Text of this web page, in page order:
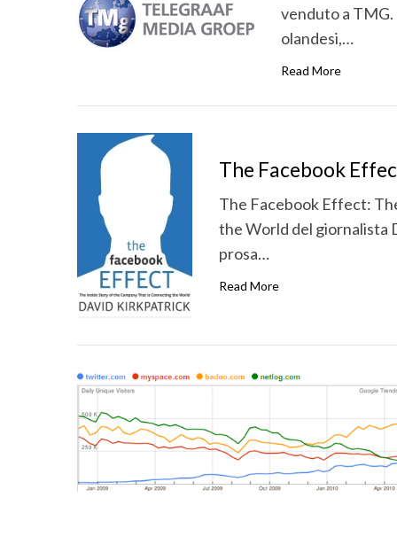
venduto a
olandesi,…
Read More
The Facebook
The Facebook Effect:
the World del giornalista
prosa…
Read More